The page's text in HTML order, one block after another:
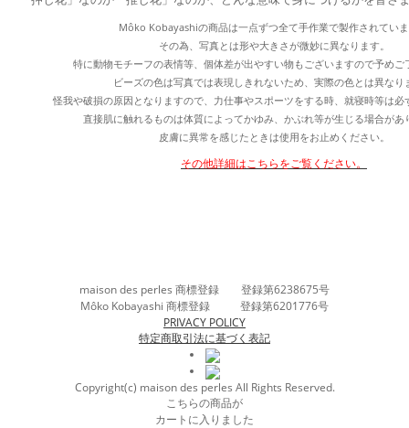
Môko Kobayashiの商品は一点ずつ全て手作業で製作されてい
その為、写真とは形や大きさが微妙に異なります。
特に動物モチーフの表情等、個体差が出やすい物もございますので予めご
ビーズの色は写真では表現しきれないため、実際の色とは異なり
怪我や破損の原因となりますので、力仕事やスポーツをする時、就寝時等は必
直接肌に触れるものは体質によってかゆみ、かぶれ等が生じる場合があ
皮膚に異常を感じたときは使用をお止めください。
その他詳細はこちらをご覧ください。
maison des perles 商標登録 登録第6238675号
Môko Kobayashi 商標登録 登録第6201776号
PRIVACY POLICY
特定商取引法に基づく表記
Copyright(c) maison des perles All Rights Reserved.
こちらの商品が
カートに入りました